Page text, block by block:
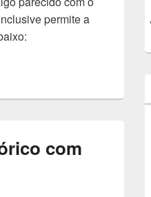
permite a
com